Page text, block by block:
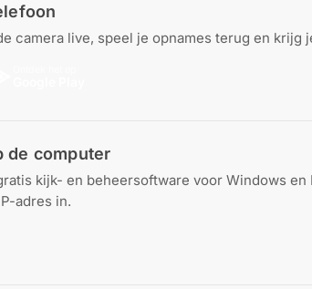
camera live, speel je opnames terug en krijg
de computer
kijk- en beheersoftware voor Windows
adres in.